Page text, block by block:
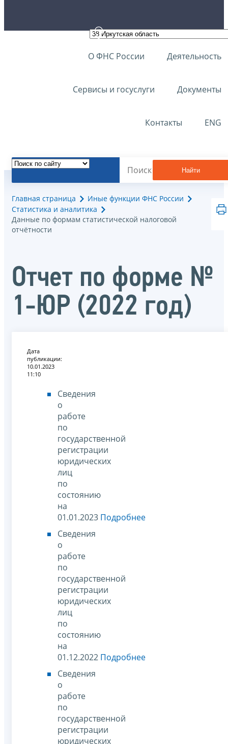
О ФНС России Деятельность
Сервисы и госуслуги Документы
Контакты ENG
Найти
Главная страница
Иные функции ФНС России
Статистика и аналитика
Данные по формам статистической налоговой
отчётности
Отчет по форме №
1-ЮР (2022 год)
Дата
публикации:
10.01.2023
11:10
Сведения
о
работе
по
государственной
регистрации
юридических
лиц
по
состоянию
на
01.01.2023 Подробнее
Сведения
о
работе
по
государственной
регистрации
юридических
лиц
по
состоянию
на
01.12.2022 Подробнее
Сведения
о
работе
по
государственной
регистрации
юридических